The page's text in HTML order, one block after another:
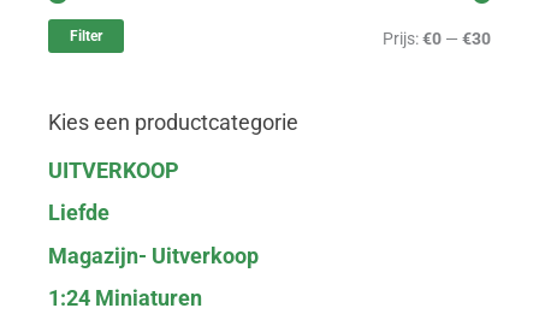
nx
Filter Prijs:€0 — €30
Kies een productcategorie
UITVERKOOP
Liefde
Magazijn- Uitverkoop
1:24 Miniaturen